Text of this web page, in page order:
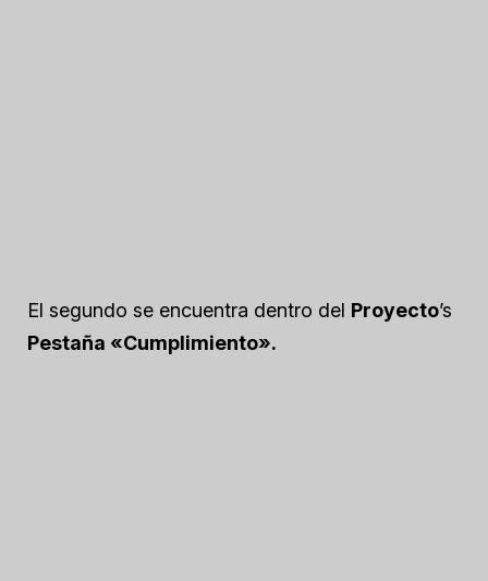
El segundo se encuentra dentro del Proyecto’s
Pestaña «Cumplimiento».